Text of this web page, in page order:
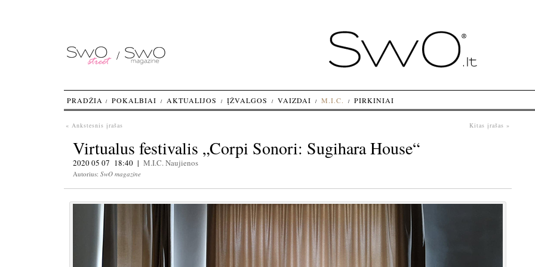
« Ankstesnis įrašas Kitas įrašas »
Virtualus festivalis „Corpi Sonori: Sugihara House“
2020 05 07 18:40 | M.I.C.Naujienos
Autorius: SwO magazine
PRADŽIA POKALBIAI AKTUALIJOS ĮŽVALGOS VAIZDAI M.I.C. PIRKINIAI